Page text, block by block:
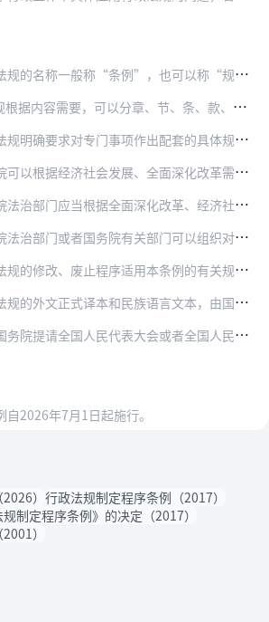
“条例”，也可以称“规定”、“办法”等。国务院根据全国人民代表大会及其常务委员会的授权决定制定的行政法规，称“暂行条例”或者“暂行规定”。
、节、条、款、项、目。章、节、条的序号用中文数字依次表述，款不编序号，项的序号用中文数字加括号依次表述，目的序号用阿拉伯数字依次表…
事项作出配套的具体规定的，国务院有关部门应当自行政法规施行之日起1年内作出规定；行政法规对配套的具体规定制定期限另有规定的，从其规定。国务…
会发展、全面深化改革需要，就行政管理等领域的特定事项，决定授权在规定期限和范围内暂时调整或者暂时停止适用行政法规的部分规定。
全面深化改革、经济社会发展需要以及上位法规定，报国务院同意后及时组织开展行政法规清理工作。国务院有关部门可以根据工作需要，向国务院法治部门…
务院有关部门可以组织对有关行政法规或者行政法规中的有关规定进行立法后评估，并把评估结果作为修改、废止有关行政法规的重要参考。
规的修改、废止程序适用本条例的有关规定。
的外文正式译本和民族语言文本，由国务院法治部门审定。
全国人民代表大会或者全国人民代表大会常务委员会审议的法律草案，参照本条例的有关规定办理。
自2026年7月1日起施行。
） 行政法规制定程序条例（2017）
制定程序条例》的决定（2017）
）